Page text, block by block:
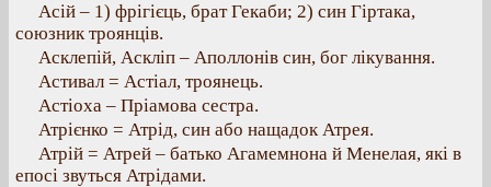
Асій – 1) фрігієць, брат Гекаби; 2) син Гіртака,
союзник троянців.
Асклепій, Аскліп – Аполлонів син, бог лікування.
Астивал = Астіал, троянець.
Астіоха – Пріамова сестра.
Атрієнко = Атрід, син або нащадок Атрея.
Атрій = Атрей – батько Агамемнона й Менелая, які в
епосі звуться Атрідами.